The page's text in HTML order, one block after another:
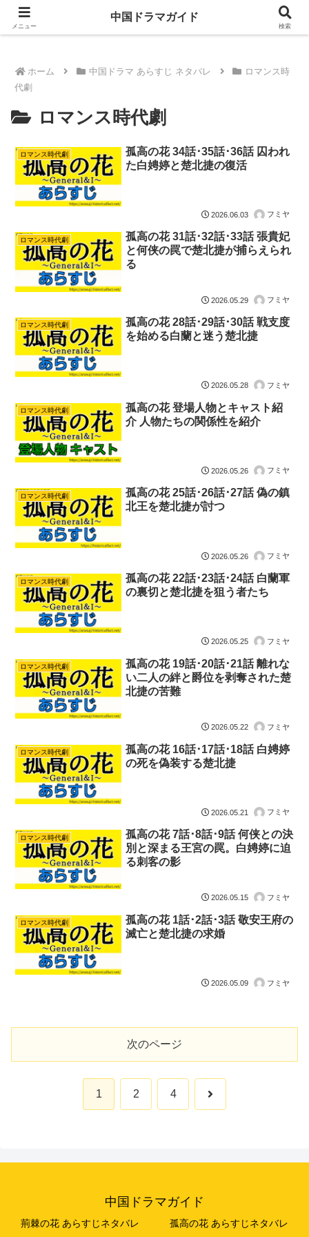
ドラマは歴史を知るともっと面白い！
ホーム 中国ドラマ あらすじ ネタバレ
ロマンス時
代劇
ロマンス時代劇
ロマンス時代劇
孤高の花 34話･35話･36話 囚われ
た白娉婷と楚北捷の復活
2026.06.03 フミヤ
ロマンス時代劇
孤高の花 31話･32話･33話 張貴妃
と何侠の罠で楚北捷が捕らえられ
る
2026.05.29 フミヤ
ロマンス時代劇
孤高の花 28話･29話･30話 戦支度
を始める白蘭と迷う楚北捷
2026.05.28 フミヤ
ロマンス時代劇
孤高の花 登場人物とキャスト紹
介 人物たちの関係性を紹介
2026.05.26 フミヤ
ロマンス時代劇
孤高の花 25話･26話･27話 偽の鎮
北王を楚北捷が討つ
2026.05.26 フミヤ
ロマンス時代劇
孤高の花 22話･23話･24話 白蘭軍
の裏切と楚北捷を狙う者たち
2026.05.25 フミヤ
ロマンス時代劇
孤高の花 19話･20話･21話 離れな
い二人の絆と爵位を剥奪された楚
北捷の苦難
2026.05.22 フミヤ
ロマンス時代劇
孤高の花 16話･17話･18話 白娉婷
の死を偽装する楚北捷
2026.05.21 フミヤ
ロマンス時代劇
孤高の花 7話･8話･9話 何侠との決
別と深まる王宮の罠。白娉婷に迫
る刺客の影
2026.05.15 フミヤ
ロマンス時代劇
孤高の花 1話･2話･3話 敬安王府の
滅亡と楚北捷の求婚
2026.05.09 フミヤ
次のページ
1 2 4 次
中国ドラマガイド
荊棘の花 あらすじネタバレ 孤高の花 あらすじネタバレ
メニュー
中国ドラマガイド
検索